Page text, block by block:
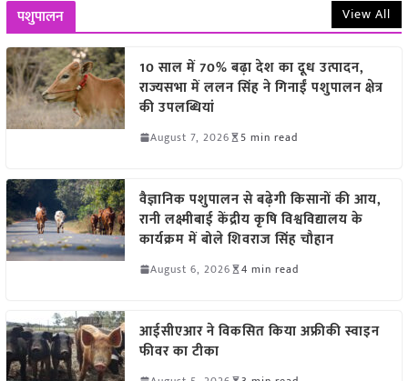
पशुपालन View All
10 साल में 70% बढ़ा देश का दूध उत्पादन,
राज्यसभा में ललन सिंह ने गिनाईं पशुपालन क्षेत्र
की उपलब्धियां
August 7, 2026 5 min read
वैज्ञानिक पशुपालन से बढ़ेगी किसानों की आय,
रानी लक्ष्मीबाई केंद्रीय कृषि विश्वविद्यालय के
कार्यक्रम में बोले शिवराज सिंह चौहान
August 6, 2026 4 min read
आईसीएआर ने विकसित किया अफ्रीकी स्वाइन
फीवर का टीका